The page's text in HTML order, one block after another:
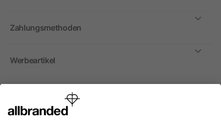
Zahlungsmethoden
Werbeartikel
International